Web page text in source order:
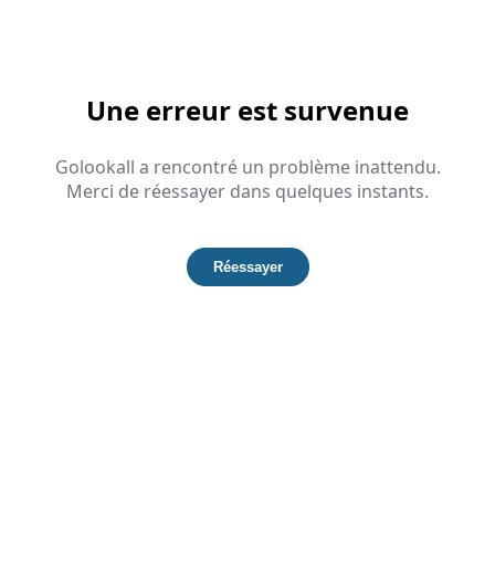
Une erreur est survenue
Golookall a rencontré un problème inattendu.
Merci de réessayer dans quelques instants.
Réessayer